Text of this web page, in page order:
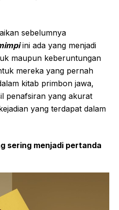
sebelumnya
ini ada yang menjadi
maupun keberuntungan
mereka yang pernah
kitab primbon jawa,
penafsiran yang akurat
yang terdapat dalam
sering menjadi pertanda